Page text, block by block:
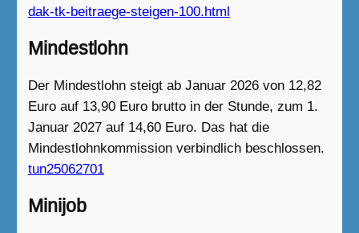
dak-tk-beitraege-steigen-100.html
Mindestlohn
Der Mindestlohn steigt ab Januar 2026 von 12,82
Euro auf 13,90 Euro brutto in der Stunde, zum 1.
Januar 2027 auf 14,60 Euro. Das hat die
Mindestlohnkommission verbindlich beschlossen.
tun25062701
Minijob